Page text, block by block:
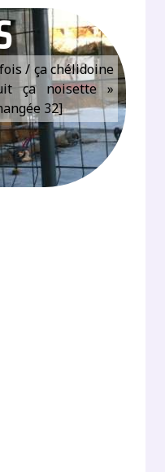
/ ça chélidoine
ça noisette »
32]